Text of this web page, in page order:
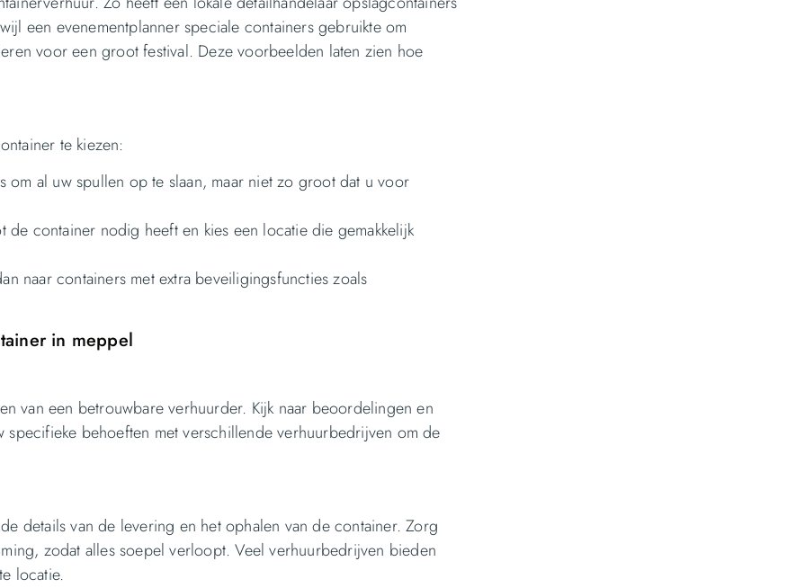
een evenementplanner speciale containers gebruikte om
voor een groot festival. Deze voorbeelden laten zien hoe
te kiezen:
al uw spullen op te slaan, maar niet zo groot dat u voor
de container nodig heeft en kies een locatie die gemakkelijk
naar containers met extra beveiligingsfuncties zoals
in meppel
van een betrouwbare verhuurder. Kijk naar beoordelingen en
behoeften met verschillende verhuurbedrijven om de
details van de levering en het ophalen van de container. Zorg
zodat alles soepel verloopt. Veel verhuurbedrijven bieden
locatie.